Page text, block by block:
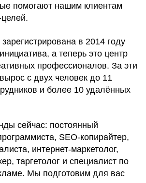
помогают нашим клиентам
в 2014 году
а теперь это центр
профессионалов. За эти
с двух человек до 11
и более 10 удалённых
сейчас: постоянный
SEO-копирайтер,
интернет-маркетолог,
таргетолог и специалист по
Мы подготовим для вас